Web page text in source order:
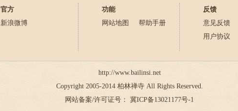
官方
新浪微博
功能
网站地图
帮助手册
反馈
意见反馈
用户协议
http://www.bailinsi.net
Copyright 2005-2014 柏林禅寺 All Rights Reserved.
网站备案/许可证号： 冀ICP备13021177号-1